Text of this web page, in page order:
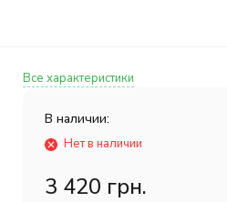
Все характеристики
В наличии:
Нет в наличии
3 420 грн.